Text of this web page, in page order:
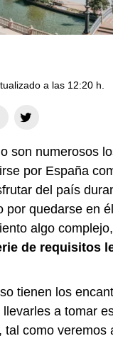
a las 12:20 h.
son numerosos
por España
del país
por quedarse en
algo
de requisitos
tienen los
a tomar
tal como veremos